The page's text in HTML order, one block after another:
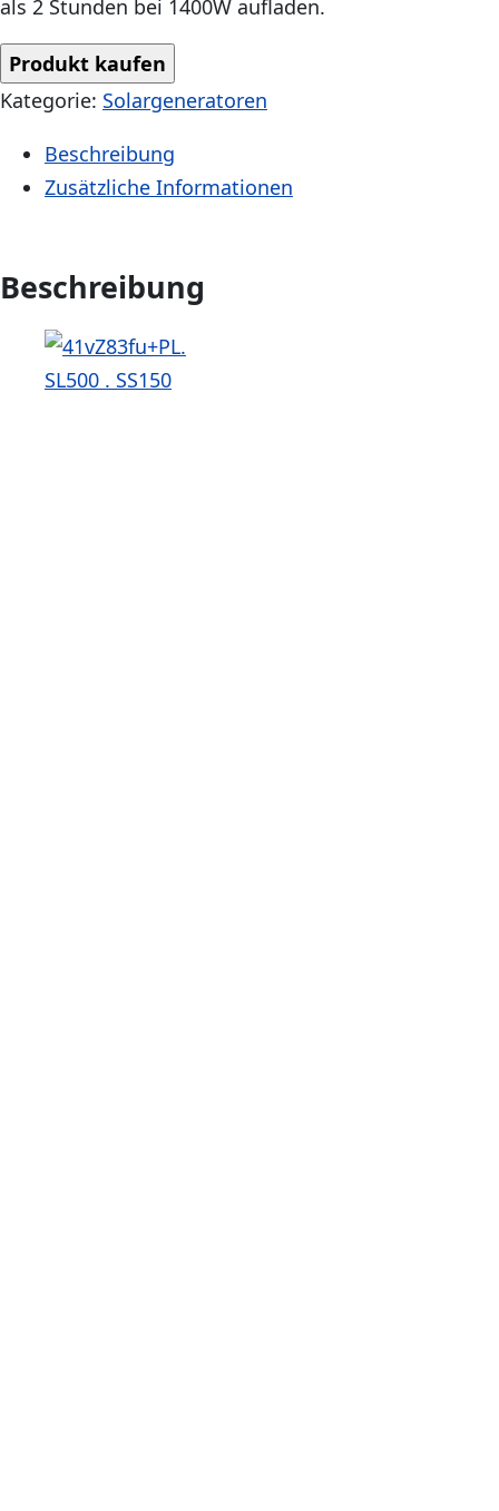
als 2 Stunden bei 1400W aufladen.
Produkt kaufen
Kategorie: Solargeneratoren
Beschreibung
Zusätzliche Informationen
Beschreibung